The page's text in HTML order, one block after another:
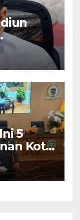
5
Kota